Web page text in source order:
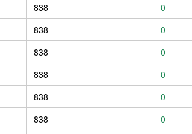
838 0
838 0
838 0
838 0
838 0
838 0